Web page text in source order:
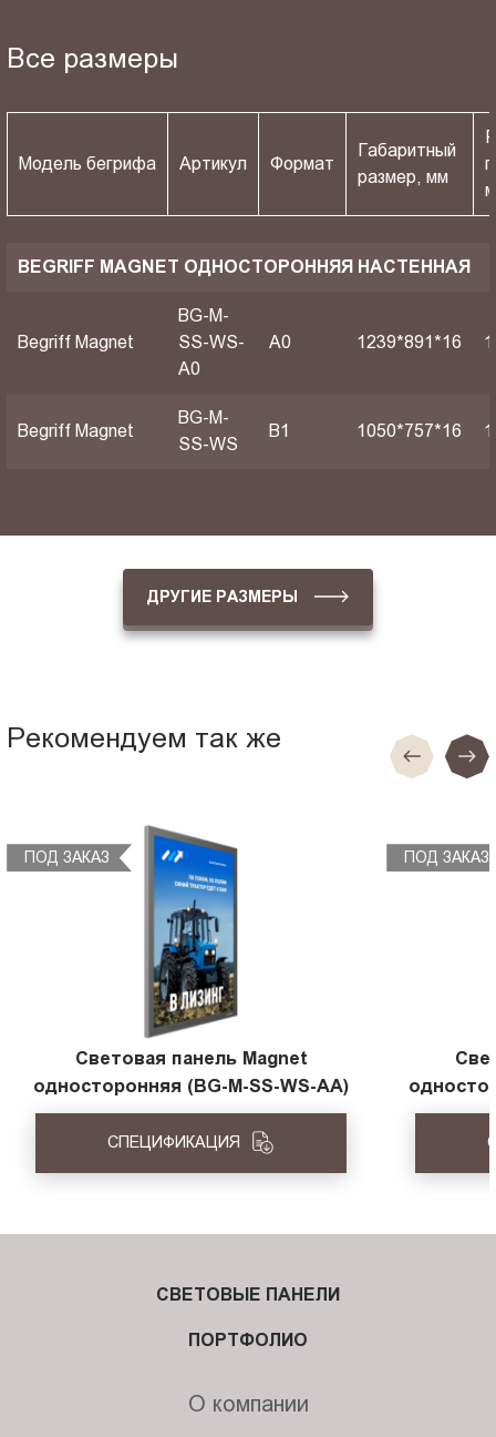
Все размеры
Модель бегрифа Артикул Формат
Габаритный
размер, мм
BEGRIFF MAGNET ОДНОСТОРОННЯЯ НАСТЕННАЯ
Begriff Magnet
BG-M-
SS-WS-
A0
A0 1239*891*16
Begriff Magnet
BG-M-
SS-WS
B1 1050*757*16
ДРУГИЕ РАЗМЕРЫ
Рекомендуем так же
ПОД ЗАКАЗ
Световая панель Magnet
односторонняя (BG-M-SS-WS-AА)
СПЕЦИФИКАЦИЯ
ПОД ЗАКАЗ
СВЕТОВЫЕ ПАНЕЛИ
ПОРТФОЛИО
О компании